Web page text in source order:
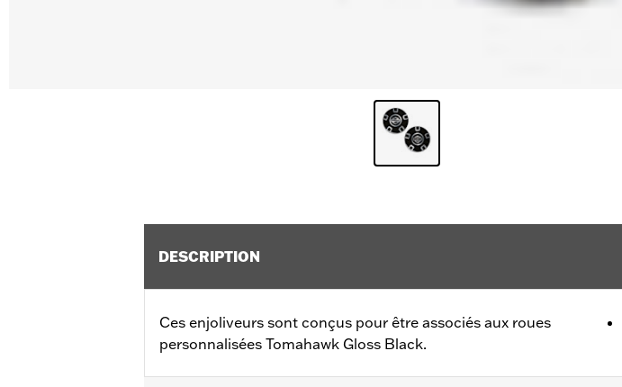
DESCRIPTION
Ces enjoliveurs sont conçus pour être associés aux roues
personnalisées Tomahawk Gloss Black.